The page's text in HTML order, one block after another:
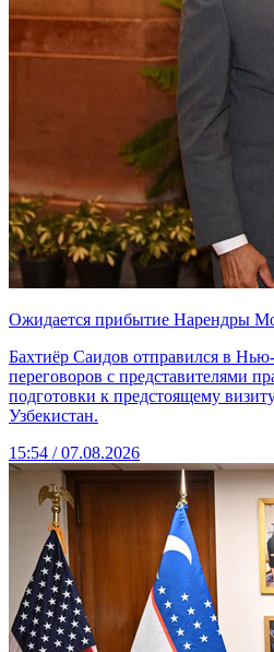
Ожидается прибытие Нарендры
Бахтиёр Саидов отправился в
переговоров с представителями
подготовки к предстоящему
Узбекистан.
15:54 / 07.08.2026